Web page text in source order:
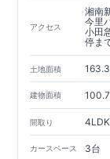
アクセス
湘南
今里
小田
停ま
土地面積
建物面積
間取り 4LDK
カースペース 3台